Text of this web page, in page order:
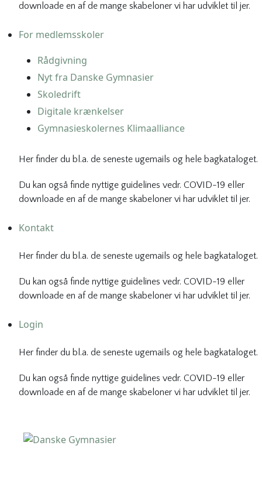
downloade en af de mange skabeloner vi har udviklet til jer.
For medlemsskoler
Rådgivning
Nyt fra Danske Gymnasier
Skoledrift
Digitale krænkelser
Gymnasieskolernes Klimaalliance
Her finder du bl.a. de seneste ugemails og hele bagkataloget.
Du kan også finde nyttige guidelines vedr. COVID-19 eller
downloade en af de mange skabeloner vi har udviklet til jer.
Kontakt
Her finder du bl.a. de seneste ugemails og hele bagkataloget.
Du kan også finde nyttige guidelines vedr. COVID-19 eller
downloade en af de mange skabeloner vi har udviklet til jer.
Login
Her finder du bl.a. de seneste ugemails og hele bagkataloget.
Du kan også finde nyttige guidelines vedr. COVID-19 eller
downloade en af de mange skabeloner vi har udviklet til jer.